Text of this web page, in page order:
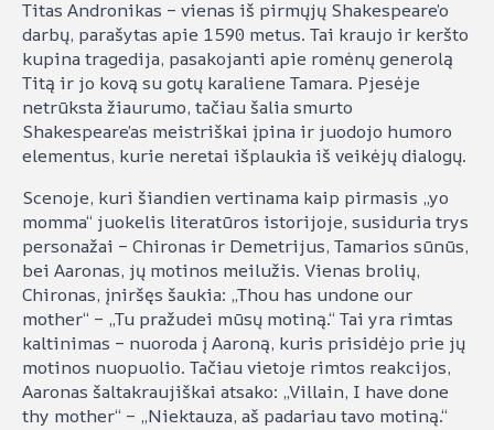
Titas Andronikas – vienas iš pirmųjų Shakespeare’o
darbų, parašytas apie 1590 metus. Tai kraujo ir keršto
kupina tragedija, pasakojanti apie romėnų generolą
Titą ir jo kovą su gotų karaliene Tamara. Pjesėje
netrūksta žiaurumo, tačiau šalia smurto
Shakespeare’as meistriškai įpina ir juodojo humoro
elementus, kurie neretai išplaukia iš veikėjų dialogų.
Scenoje, kuri šiandien vertinama kaip pirmasis „yo
momma“ juokelis literatūros istorijoje, susiduria trys
personažai – Chironas ir Demetrijus, Tamarios sūnūs,
bei Aaronas, jų motinos meilužis. Vienas brolių,
Chironas, įniršęs šaukia: „Thou has undone our
mother“ – „Tu pražudei mūsų motiną.“ Tai yra rimtas
kaltinimas – nuoroda į Aaroną, kuris prisidėjo prie jų
motinos nuopuolio. Tačiau vietoje rimtos reakcijos,
Aaronas šaltakraujiškai atsako: „Villain, I have done
thy mother“ – „Niektauza, aš padariau tavo motiną.“